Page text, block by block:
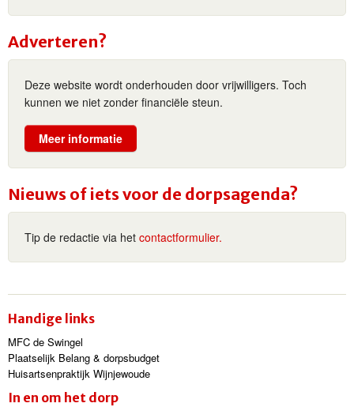
Adverteren?
Deze website wordt onderhouden door vrijwilligers. Toch
kunnen we niet zonder financiële steun.
Meer informatie
Nieuws of iets voor de dorpsagenda?
Tip de redactie via het contactformulier.
Handige links
MFC de Swingel
Plaatselijk Belang & dorpsbudget
Huisartsenpraktijk Wijnjewoude
In en om het dorp